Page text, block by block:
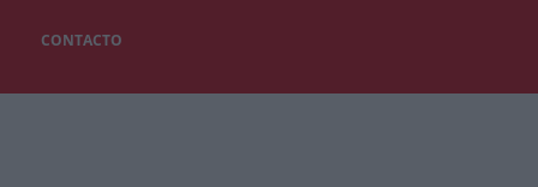
CONTACTO